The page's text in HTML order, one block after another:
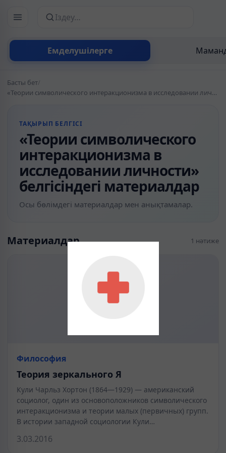
Емделушілерге
Сайттан іздеу
Басты бет/
«Теории символического интеракционизма в исследовании личности» белгісіндегі материалдар
ТАҚЫРЫП БЕЛГІСІ
«Теории символического
интеракционизма в
исследовании личности»
белгісіндегі материалдар
Осы бөлімдегі материалдар мен анықтамалар.
Материалдар 1 нәтиже
Философия
Теория зеркального Я
Кули Чарльз Хортон (1864—1929) — американский
социолог, один из основоположников символического
интеракционизма и теории ма­лых (первичных) групп.
В истории западной социологии Кули…
3.03.2016